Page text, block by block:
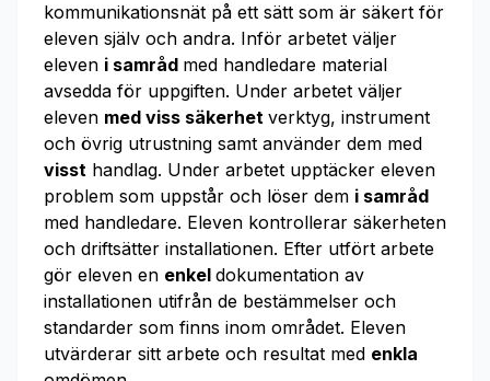
kommunikationsnät på ett sätt som är säkert för
eleven själv och andra. Inför arbetet väljer
eleven i samråd med handledare material
avsedda för uppgiften. Under arbetet väljer
eleven med viss säkerhet verktyg, instrument
och övrig utrustning samt använder dem med
visst handlag. Under arbetet upptäcker eleven
problem som uppstår och löser dem i samråd
med handledare. Eleven kontrollerar säkerheten
och driftsätter installationen. Efter utfört arbete
gör eleven en enkel dokumentation av
installationen utifrån de bestämmelser och
standarder som finns inom området. Eleven
utvärderar sitt arbete och resultat med enkla